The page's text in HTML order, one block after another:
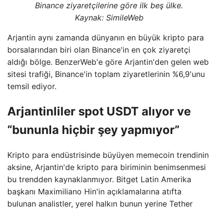
Binance ziyaretçilerine göre ilk beş ülke.
Kaynak: SimileWeb
Arjantin aynı zamanda dünyanın en büyük kripto para
borsalarından biri olan Binance'in en çok ziyaretçi
aldığı bölge. BenzerWeb'e göre Arjantin'den gelen web
sitesi trafiği, Binance'in toplam ziyaretlerinin %6,9'unu
temsil ediyor.
Arjantinliler spot USDT alıyor ve
“bununla hiçbir şey yapmıyor”
Kripto para endüstrisinde büyüyen memecoin trendinin
aksine, Arjantin'de kripto para biriminin benimsenmesi
bu trendden kaynaklanmıyor. Bitget Latin Amerika
başkanı Maximiliano Hin'in açıklamalarına atıfta
bulunan analistler, yerel halkın bunun yerine Tether